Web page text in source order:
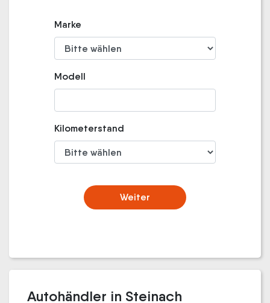
Marke
Modell
Kilometerstand
Weiter
Autohändler in Steinach